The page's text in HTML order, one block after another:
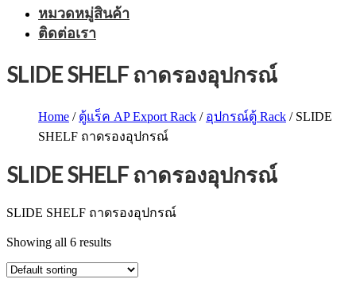
หมวดหมู่สินค้า
ติดต่อเรา
SLIDE SHELF ถาดรองอุปกรณ์
Home / ตู้แร็ค AP Export Rack / อุปกรณ์ตู้ Rack / SLIDE
SHELF ถาดรองอุปกรณ์
SLIDE SHELF ถาดรองอุปกรณ์
SLIDE SHELF ถาดรองอุปกรณ์
Showing all 6 results